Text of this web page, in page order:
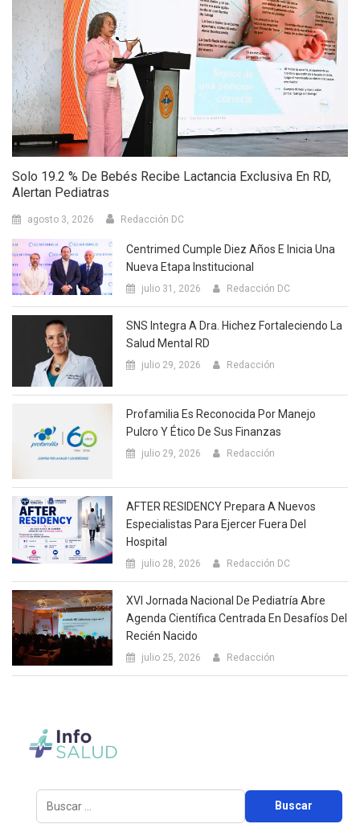
Solo 19.2 % De Bebés Recibe Lactancia Exclusiva En RD,
Alertan Pediatras
agosto 3, 2026 Redacción DC
Centrimed Cumple Diez Años E Inicia Una
Nueva Etapa Institucional
julio 31, 2026 Redacción DC
SNS Integra A Dra. Hichez Fortaleciendo La
Salud Mental RD
julio 29, 2026 Redacción
Profamilia Es Reconocida Por Manejo
Pulcro Y Ético De Sus Finanzas
julio 29, 2026 Redacción
AFTER RESIDENCY Prepara A Nuevos
Especialistas Para Ejercer Fuera Del
Hospital
julio 28, 2026 Redacción DC
XVI Jornada Nacional De Pediatría Abre
Agenda Científica Centrada En Desafíos Del
Recién Nacido
julio 25, 2026 Redacción